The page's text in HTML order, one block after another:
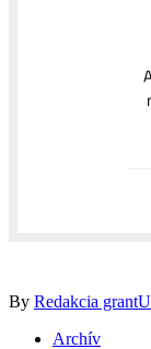
By Redakcia
Archív